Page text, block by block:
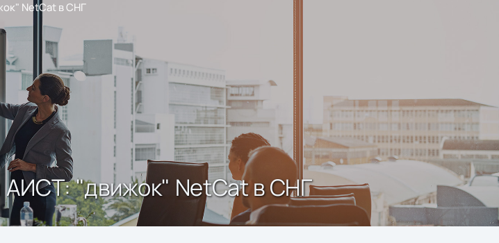
NetCat в СНГ
"движок" NetCat в СНГ